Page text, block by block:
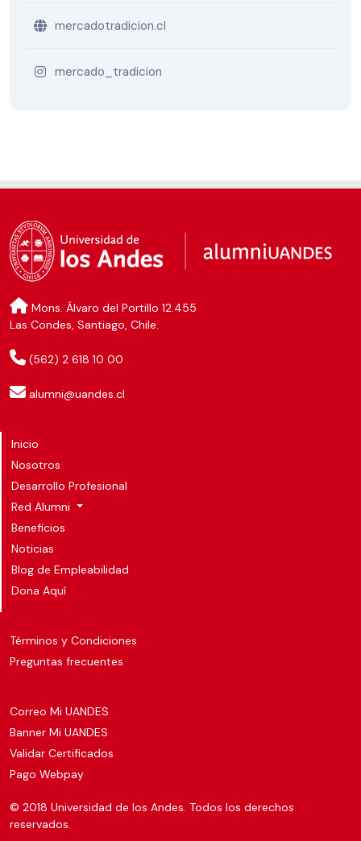
mercadotradicion.cl
mercado_tradicion
Mons. Álvaro del Portillo 12.455
Las Condes, Santiago, Chile.
(562) 2 618 10 00
alumni@uandes.cl
Inicio
Nosotros
Desarrollo Profesional
Red Alumni
Beneficios
Noticias
Blog de Empleabilidad
Dona Aquí
Términos y Condiciones
Preguntas frecuentes
Correo Mi UANDES
Banner Mi UANDES
Validar Certificados
Pago Webpay
© 2018 Universidad de los Andes. Todos los derechos
reservados.